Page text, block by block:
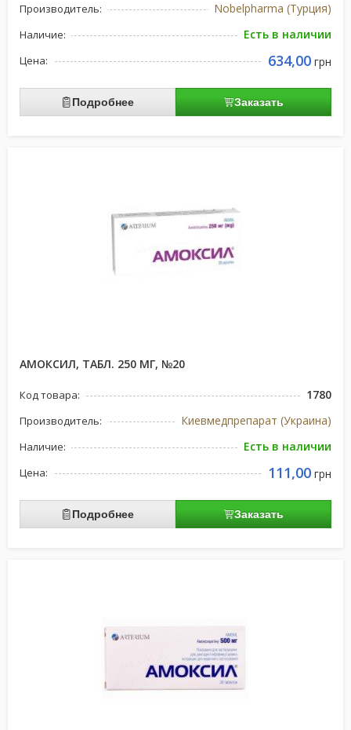
Производитель: Nobelpharma (Турция)
Наличие: Есть в наличии
Цена: 634,00 грн
Подробнее Заказать
АМОКСИЛ, ТАБЛ. 250 МГ, №20
Код товара: 1780
Производитель: Киевмедпрепарат (Украина)
Наличие: Есть в наличии
Цена: 111,00 грн
Подробнее Заказать